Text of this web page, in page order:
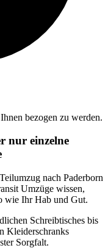
bezogen zu werden.
nur einzelne
nach Paderborn
Umzüge wissen,
wie Ihr Hab und Gut.
Schreibtisches bis
Kleiderschranks
Sorgfalt.